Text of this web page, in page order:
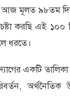
আজ মূলত ৯৮তম
করছি এই ১০০
ধরতে।
একটি তালিকা
অর্থনৈতিক